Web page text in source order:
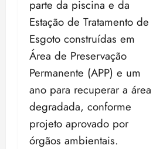
parte da piscina e da
Estação de Tratamento de
Esgoto construídas em
Área de Preservação
Permanente (APP) e um
ano para recuperar a área
degradada, conforme
projeto aprovado por
órgãos ambientais.